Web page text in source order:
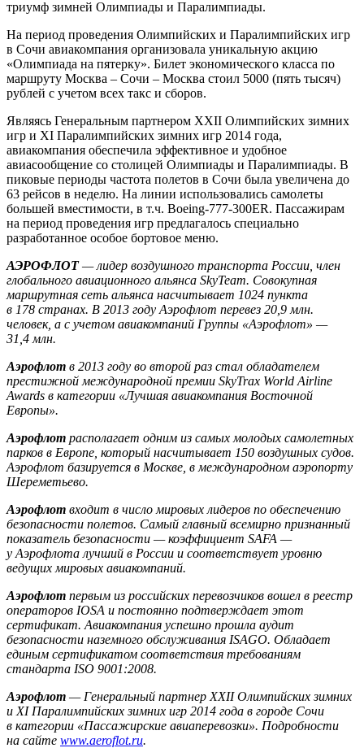
триумф зимней Олимпиады и Паралимпиады.
На период проведения Олимпийских и Паралимпийских игр
в Сочи авиакомпания организовала уникальную акцию
«Олимпиада на пятерку». Билет экономического класса по
маршруту Москва – Сочи – Москва стоил 5000 (пять тысяч)
рублей с учетом всех такс и сборов.
Являясь Генеральным партнером XXII Олимпийских зимних
игр и XI Паралимпийских зимних игр 2014 года,
авиакомпания обеспечила эффективное и удобное
авиасообщение со столицей Олимпиады и Паралимпиады. В
пиковые периоды частота полетов в Сочи была увеличена до
63 рейсов в неделю. На линии использовались самолеты
большей вместимости, в т.ч. Boeing-777-300ER. Пассажирам
на период проведения игр предлагалось специально
разработанное особое бортовое меню.
АЭРОФЛОТ— лидер воздушного транспорта России, член
глобального авиационного альянса SkyTeam. Совокупная
маршрутная сеть альянса насчитывает 1024 пункта
в 178 странах. В 2013 году Аэрофлот перевез 20,9 млн.
человек, а с учетом авиакомпаний Группы «Аэрофлот» —
31,4 млн.
Аэрофлот в 2013 году во второй раз стал обладателем
престижной международной премии SkyTrax World Airline
Awards в категории «Лучшая авиакомпания Восточной
Европы».
Аэрофлот располагает одним из самых молодых самолетных
парков в Европе, который насчитывает 150 воздушных судов.
Аэрофлот базируется в Москве, в международном аэропорту
Шереметьево.
Аэрофлот входит в число мировых лидеров по обеспечению
безопасности полетов. Самый главный всемирно признанный
показатель безопасности — коэффициент SAFA —
у Аэрофлота лучший в России и соответствует уровню
ведущих мировых авиакомпаний.
Аэрофлот первым из российских перевозчиков вошел в реестр
операторов IOSA и постоянно подтверждает этот
сертификат. Авиакомпания успешно прошла аудит
безопасности наземного обслуживания ISAGO. Обладает
единым сертификатом соответствия требованиям
стандарта ISO 9001:2008.
Аэрофлот — Генеральный партнер XXII Олимпийских зимних
и XI Паралимпийских зимних игр 2014 года в городе Сочи
в категории «Пассажирские авиаперевозки». Подробности
на сайте www.aeroflot.ru.